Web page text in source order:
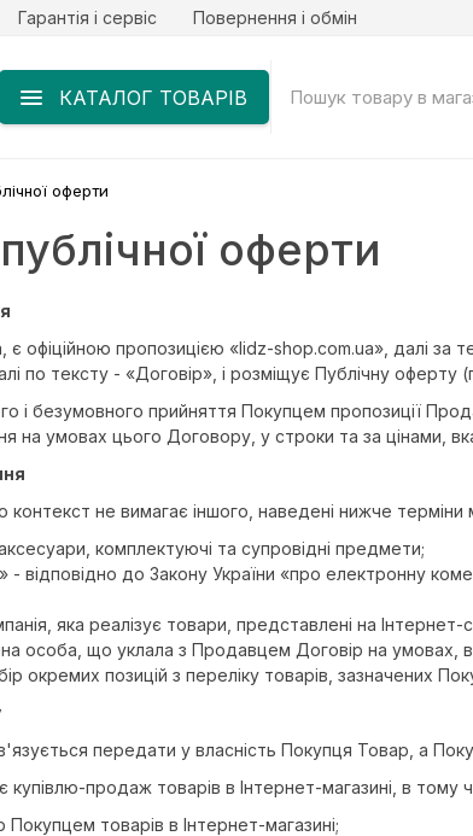
Гарантія і сервіс Повернення і обмін
КАТАЛОГ ТОВАРІВ
оферти
оферти
є офіційною пропозицією «lidz-shop.com.ua», далі
по тексту - «Договір», і розміщує Публічну
і безумовного прийняття Покупцем пропозиції
на умовах цього Договору, у строки та за цінами,
контекст не вимагає іншого, наведені нижче
комплектуючі та супровідні предмети;
- відповідно до Закону України «про електронну
яка реалізує товари, представлені на Інтернет-
особа, що уклала з Продавцем Договір на умовах,
окремих позицій з переліку товарів, зазначених
передати у власність Покупця Товар, а
продаж товарів в Інтернет-магазині, в тому
Покупцем товарів в Інтернет-магазині;